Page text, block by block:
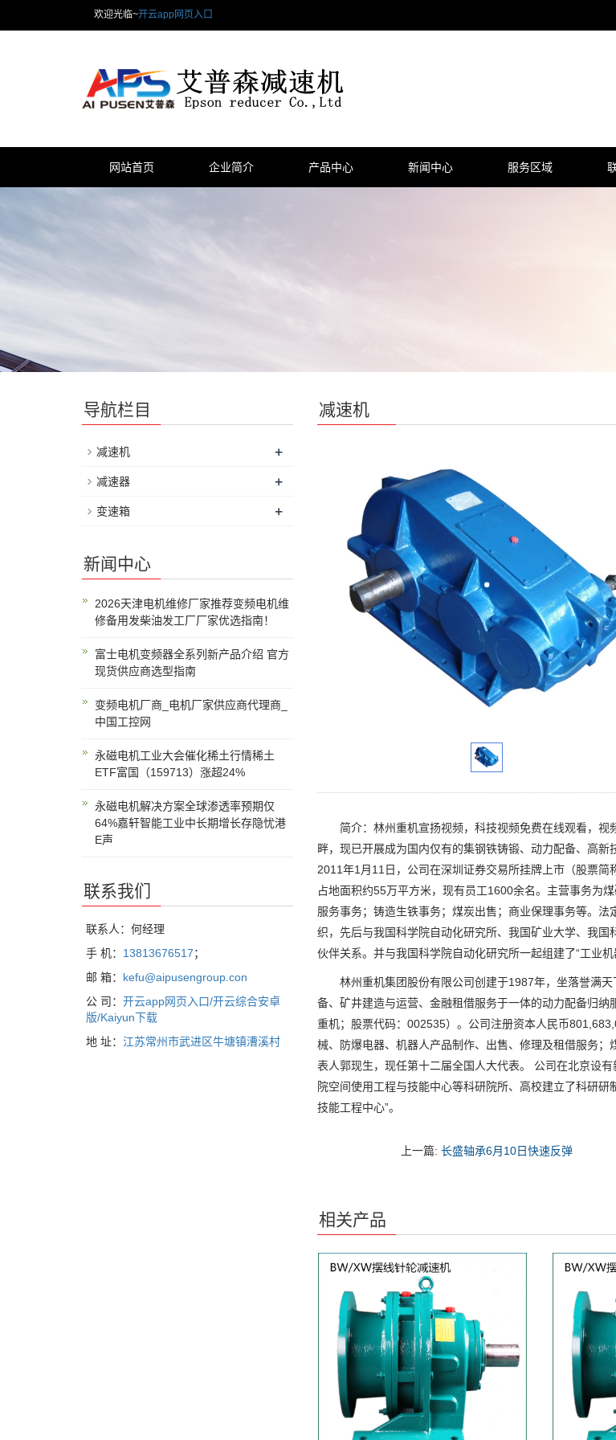
欢迎光临~开云app网页入口
网站首页 企业简介 产品中心 新闻中心 服务区域
减速机
简介：林州重机宣扬视频，科技视频免费在线观看，视
畔，现已开展成为国内仅有的集钢铁铸锻、动力配备、高
2011年1月11日，公司在深圳证券交易所挂牌上市（股票
占地面积约55万平方米，现有员工1600余名。主营事务为
服务事务；铸造生铁事务；煤炭出售；商业保理事务等。
织，先后与我国科学院自动化研究所、我国矿业大学、我
伙伴关系。并与我国科学院自动化研究所一起组建了“工业机
林州重机集团股份有限公司创建于1987年，坐落誉满天
备、矿井建造与运营、金融租借服务于一体的动力配备归
重机；股票代码：002535）。公司注册资本人民币
械、防爆电器、机器人产品制作、出售、修理及租借服务
表人郭现生，现任第十二届全国人大代表。 公司在北京设
院空间使用工程与技能中心等科研院所、高校建立了科研
技能工程中心”。
上一篇:长盛轴承6月10日快速反弹
相关产品
导航栏目
减速机 +
减速器 +
变速箱 +
新闻中心
2026天津电机维修厂家推荐变频电机维
修备用发柴油发工厂厂家优选指南！
富士电机变频器全系列新产品介绍 官方
现货供应商选型指南
变频电机厂商_电机厂家供应商代理商_
中国工控网
永磁电机工业大会催化稀土行情稀土
ETF富国（159713）涨超24%
永磁电机解决方案全球渗透率预期仅
64%嘉轩智能工业中长期增长存隐忧港
E声
联系我们
联系人：何经理
手 机： 13813676517；
邮 箱： kefu@aipusengroup.con
公 司： 开云app网页入口/开云综合安卓
版/Kaiyun下载
地 址： 江苏常州市武进区牛塘镇漕溪村